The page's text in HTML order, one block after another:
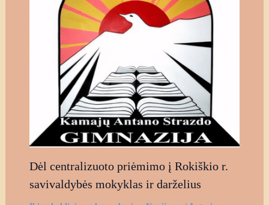
Dėl centralizuoto priėmimo į Rokiškio r.
savivaldybės mokyklas ir darželius